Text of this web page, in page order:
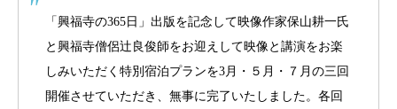
「興福寺の365日」出版を記念して映像作家保山耕一氏
と興福寺僧侶辻良俊師をお迎えして映像と講演をお楽
しみいただく特別宿泊プランを3月・５月・７月の三回
開催させていただき、無事に完了いたしました。各回